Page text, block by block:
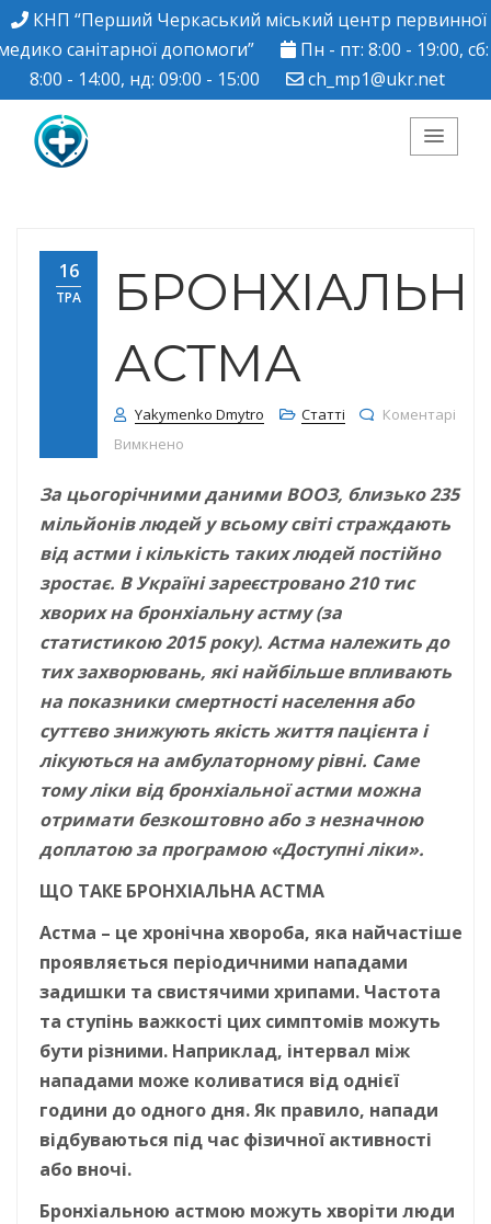
КНП “Перший Черкаський міський центр первинної
санітарної допомоги”
Пн - пт: 8:00 - 19:00, сб:
8:00 - 14:00, нд: 09:00 - 15:00
ch_mp1@ukr.net
Черкаський міський
центр ПМСД"
16
ТРА
АСТМА
Yakymenko Dmytro Статті
Коментарі
Вимкнено
За цьогорічними даними ВООЗ, близько 235
мільйонів людей у всьому світі страждають
від астми і кількість таких людей постійно
зростає. В Україні зареєстровано 210 тис
хворих на бронхіальну астму (за
статистикою 2015 року). Астма належить до
тих захворювань, які найбільше впливають
на показники смертності населення або
суттєво знижують якість життя пацієнта і
лікуються на амбулаторному рівні. Саме
тому ліки від бронхіальної астми можна
отримати безкоштовно або з незначною
доплатою за програмою «Доступні ліки».
ЩО ТАКЕ БРОНХІАЛЬНА АСТМА
Астма – це хронічна хвороба, яка найчастіше
проявляється періодичними нападами
задишки та свистячими хрипами. Частота
та ступінь важкості цих симптомів можуть
бути різними. Наприклад, інтервал між
нападами може коливатися від однієї
години до одного дня. Як правило, напади
відбуваються під час фізичної активності
або вночі.
Бронхіальною астмою можуть хворіти люди